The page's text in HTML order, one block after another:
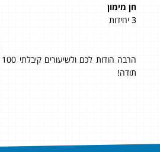
חן מימון
3 יחידות
תודה!